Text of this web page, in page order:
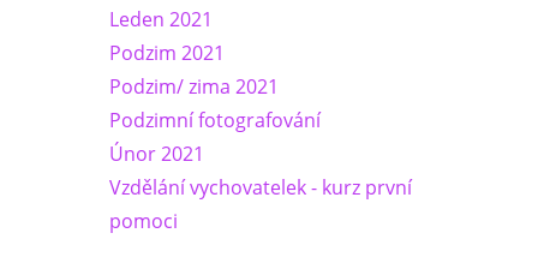
Leden 2021
Podzim 2021
Podzim/ zima 2021
Podzimní fotografování
Únor 2021
Vzdělání vychovatelek - kurz první
pomoci